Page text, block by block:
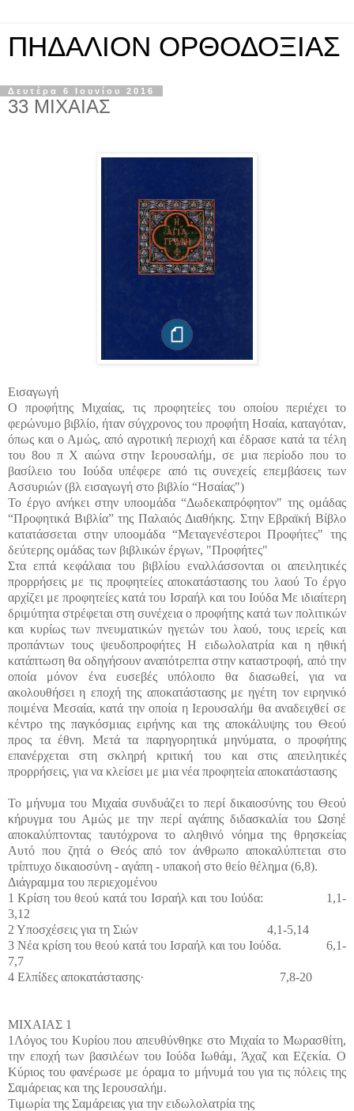
ΠΗΔΑΛΙΟΝ ΟΡΘΟΔΟΞΙΑΣ
Δευτέρα 6 Ιουνίου 2016
33 ΜΙΧΑΙΑΣ
Εισαγωγή
Ο προφήτης Μιχαίας, τις προφητείες του οποίου περιέχει το
φερώνυμο βιβλίο, ήταν σύγχρονος του προφήτη Ησαία, καταγόταν,
όπως και ο Αμώς, από αγροτική περιοχή και έδρασε κατά τα τέλη
του 8ου π X αιώνα στην Ιερουσαλήμ, σε μια περίοδο που το
βασίλειο του Ιούδα υπέφερε από τις συνεχείς επεμβάσεις των
Ασσυριών (βλ εισαγωγή στο βιβλίο “Ησαίας")
Το έργο ανήκει στην υποομάδα “Δωδεκαπρόφητον" της ομάδας
“Προφητικά Βιβλία” της Παλαιός Διαθήκης. Στην Εβραϊκή Βίβλο
κατατάσσεται στην υποομάδα “Μεταγενέστεροι Προφήτες" της
δεύτερης ομάδας των βιβλικών έργων, "Προφήτες"
Στα επτά κεφάλαια του βιβλίου εναλλάσσονται οι απειλητικές
προρρήσεις με τις προφητείες αποκατάστασης του λαού Το έργο
αρχίζει με προφητείες κατά του Ισραήλ και του Ιούδα Με ιδιαίτερη
δριμύτητα στρέφεται στη συνέχεια ο προφήτης κατά των πολιτικών
και κυρίως των πνευματικών ηγετών του λαού, τους ιερείς και
προπάντων τους ψευδοπροφήτες Η ειδωλολατρία και η ηθική
κατάπτωση θα οδηγήσουν αναπότρεπτα στην καταστροφή, από την
οποία μόνον ένα ευσεβές υπόλοιπο θα διασωθεί, για να
ακολουθήσει η εποχή της αποκατάστασης με ηγέτη τον ειρηνικό
ποιμένα Μεσαία, κατά την οποία η Ιερουσαλήμ θα αναδειχθεί σε
κέντρο της παγκόσμιας ειρήνης και της αποκάλυψης του Θεού
προς τα έθνη. Μετά τα παρηγορητικά μηνύματα, ο προφήτης
επανέρχεται στη σκληρή κριτική του και στις απειλητικές
προρρήσεις, για να κλείσει με μια νέα προφητεία αποκατάστασης
Το μήνυμα του Μιχαία συνδυάζει το περί δικαιοσύνης του Θεού
κήρυγμα του Αμώς με την περί αγάπης διδασκαλία του Ωσηέ
αποκαλύπτοντας ταυτόχρονα το αληθινό νόημα της θρησκείας
Αυτό που ζητά ο Θεός από τον άνθρωπο αποκαλύπτεται στο
τρίπτυχο δικαιοσύνη - αγάπη - υπακοή στο θείο θέλημα (6,8).
Διάγραμμα του περιεχομένου
1 Κρίση του θεού κατά του Ισραήλ και του Ιούδα:
1,1-
3,12
2 Υποσχέσεις για τη Σιών
4,1-5,14
3 Νέα κρίση του θεού κατά του Ισραήλ και του Ιούδα.
6,1-
7,7
4 Ελπίδες αποκατάστασης·
7,8-20
ΜΙΧΑΙΑΣ 1
1Λόγος του Κυρίου που απευθύνθηκε στο Μιχαία το Μωρασθίτη,
την εποχή των βασιλέων του Ιούδα Ιωθάμ, Άχαζ και Εζεκία. Ο
Κύριος του φανέρωσε με όραμα το μήνυμά του για τις πόλεις της
Σαμάρειας και της Ιερουσαλήμ.
Τιμωρία της Σαμάρειας για την ειδωλολατρία της